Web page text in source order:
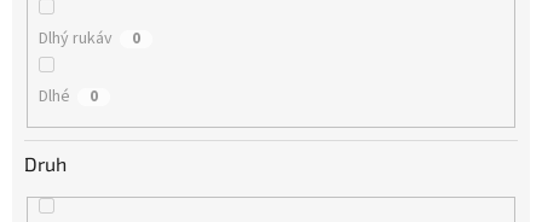
Dlhý rukáv 0
Dlhé 0
Druh